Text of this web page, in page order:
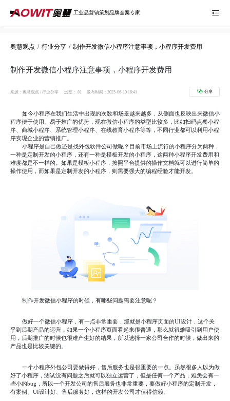
工业品营销策划品牌全案专家
奥慧观点 / 行业分享 / 制作开发微信小程序注意事项，小程序开发费用
制作开发微信小程序注意事项，小程序开发费用
来源：奥慧观点 / 行业分享 浏览： 81 发布时间：2025-06-10 16:41 分享
如今小程序在我们生活中出现的次数和场景越来越多，从侧面也反映出来微信小
程序便于使用、易于推广的优势，现在微信小程序的类型比较多，比如扫码点餐小程
序、商城小程序、系统管理小程序、在线教育小程序等等，不同行业都可以利用小程
序实现企业的营销推广。
小程序是自己做还是找外包软件公司做呢？目前市场上流行的小程序分为两种，
一种是定制开发的小程序，还有一种是模板开发的小程序，这两种小程序开发费用和
难度都是不一样的。如果是模板小程序，按照平台提供的操作文档就可以进行简单的
操作使用，而如果是定制开发的小程序，则需要强大的编程经验才能开发。
制作开发微信小程序的时候，有哪些问题需要注意呢？
做好一个微信小程序，有一点非常重要，那就是小程序页面的UI设计，这个关
乎到后期产品的运营，如果一个小程序页面看起来很普通，那么就很难吸引到用户使
用，后期推广的时候也很难产生好的结果，所以选择一家公司合作的时候，做出来的
产品也是比较关键的。
一个小程序外包公司要做得好，售后服务也是很重要的一点。虽然很多人以为做
好了小程序，测试没有问题之后就可以独立运营了，但是任何一个产品，难免会有一
些小的bug，所以一个开发公司的售后服务也非常重要，要做好小程序的定制开发，
有案例、UI设计好、售后服务好，这样的开发公司才值得信赖。